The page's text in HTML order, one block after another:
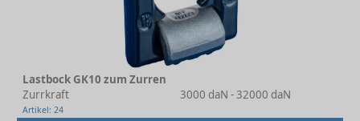
Lastbock GK10 zum Zurren
Zurrkraft
3000 daN - 32000 daN
Artikel: 24